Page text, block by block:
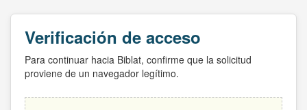
Verificación de acceso
Para continuar hacia Biblat, confirme que la solicitud
proviene de un navegador legítimo.